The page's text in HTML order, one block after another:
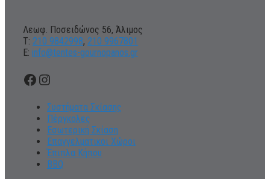
Λεωφ. Ποσειδώνος 56, Άλιμος
Τ: 210 9842998, 210 9967801
Ε: info@tentes-gournopanos.gr
Facebook
Instagram
Συστήματα Σκίασης
Πέργκολες
Εσωτερική Σκίαση
Επαγγελματικοι Χώροι
Έπιπλα Κήπου
BBQ